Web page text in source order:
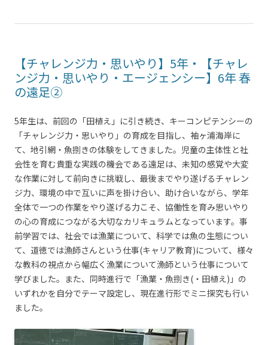
【チャレンジ力・思いやり】5年・【チャレ
ンジ力・思いやり・エージェンシー】6年 春
の遠足②
5年生は、前回の「田植え」に引き続き、キーコンピテンシーの
「チャレンジ力・思いやり」の育成を目指し、袖ヶ浦海岸に
て、地引網・魚捌きの体験をしてきました。児童の主体性と社
会性を育む貴重な実践の機会である遠足は、未知の感覚や大変
な作業に対して前向きに挑戦し、最後までやり遂げるチャレン
ジ力、環境の中で互いに声を掛け合い、助け合いながら、学年
全体で一つの作業をやり遂げる力こそ、協働性を育み思いやり
の心の育成につながる大切なカリキュラムとなっています。事
前学習では、社会では漁業について、科学では魚の生態につい
て、道徳では漁師さんという仕事(キャリア教育)について、様々
な教科の視点から幅広く漁業について漁師という仕事について
学びました。また、同時進行で「漁業・魚捌き(・田植え)」の
いずれかを自分でテーマ設定し、現在進行形でミニ探究も行い
ました。